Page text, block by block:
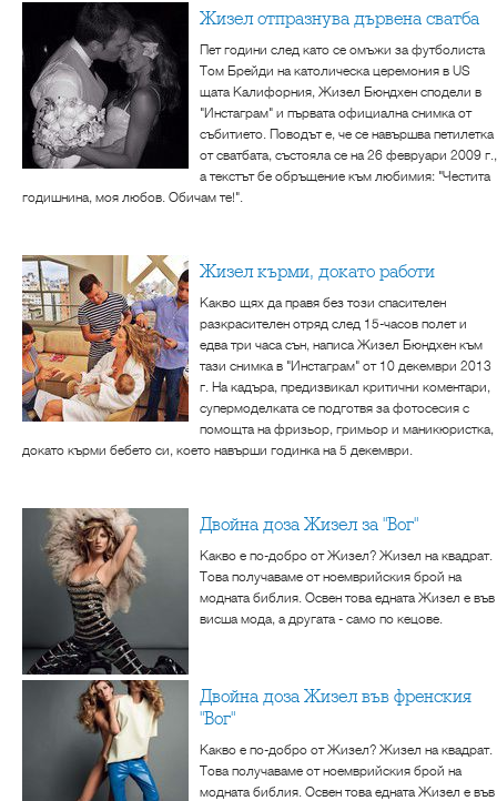
Жизел отпразнува дървена сватба
Пет години след като се омъжи за футболиста
Том Брейди на католическа церемония в US
щата Калифорния, Жизел Бюндхен сподели в
"Инстаграм" и първата официална снимка от
събитието. Поводът е, че се навършва петилетка
от сватбата, състояла се на 26 февруари 2009 г.,
а текстът бе обръщение към любимия: "Честита
годишнина, моя любов. Обичам те!".
Жизел кърми, докато работи
Какво щях да правя без този спасителен
разкрасителен отряд след 15-часов полет и
едва три часа сън, написа Жизел Бюндхен към
тази снимка в "Инстаграм" от 10 декември 2013
г. На кадъра, предизвикал критични коментари,
супермоделката се подготвя за фотосесия с
помощта на фризьор, гримьор и маникюристка,
докато кърми бебето си, което навърши годинка на 5 декември.
Двойна доза Жизел за "Вог"
Какво е по-добро от Жизел? Жизел на квадрат.
Това получаваме от ноемврийския брой на
модната библия. Освен това едната Жизел е във
висша мода, а другата - само по кецове.
Двойна доза Жизел във френския
"Вог"
Какво е по-добро от Жизел? Жизел на квадрат.
Това получаваме от ноемврийския брой на
модната библия. Освен това едната Жизел е във